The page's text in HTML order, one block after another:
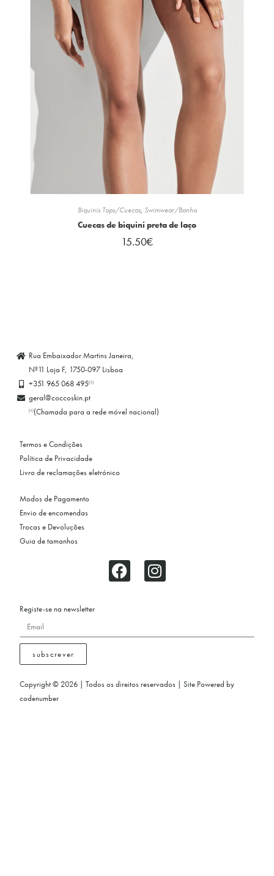
Biquinis Tops/Cuecas, Swimwear/Banho
Cuecas de biquini preta de laço
15.50€
Rua Embaixador Martins Janeira,
Nº11 Loja F, 1750-097 Lisboa
+351 965 068 495(1)
geral@coccoskin.pt
(1)(Chamada para a rede móvel nacional)
Termos e Condições
Política de Privacidade
Livro de reclamações eletrónico
Modos de Pagamento
Envio de encomendas
Trocas e Devoluções
Guia de tamanhos
Registe-se na newsletter
subscrever
Copyright © 2026 | Todos os direitos reservados | Site Powered by
codenumber